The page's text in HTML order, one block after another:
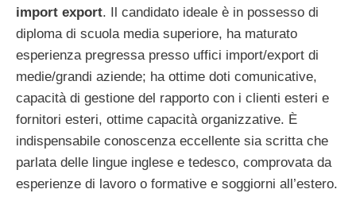
import export. Il candidato ideale è in possesso di
diploma di scuola media superiore, ha maturato
esperienza pregressa presso uffici import/export di
medie/grandi aziende; ha ottime doti comunicative,
capacità di gestione del rapporto con i clienti esteri e
fornitori esteri, ottime capacità organizzative. È
indispensabile conoscenza eccellente sia scritta che
parlata delle lingue inglese e tedesco, comprovata da
esperienze di lavoro o formative e soggiorni all’estero.